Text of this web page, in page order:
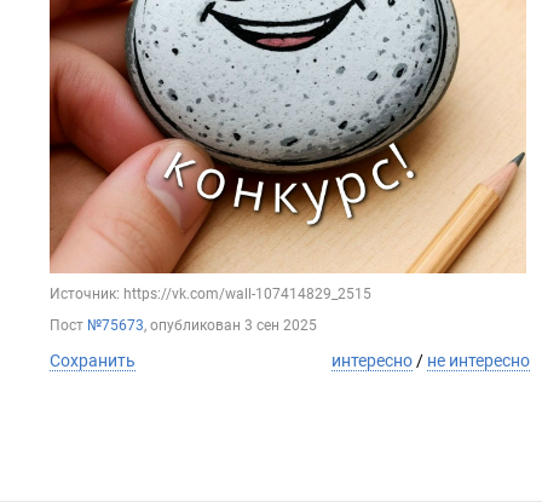
Источник: https://vk.com/wall-107414829_2515
Пост №75673, опубликован 3 сен 2025
Сохранить интересно / не интересно